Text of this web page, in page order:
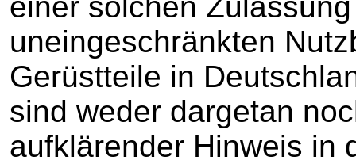
uneingeschränkten
Gerüstteile in
sind weder dargetan
aufklärender Hinweis in